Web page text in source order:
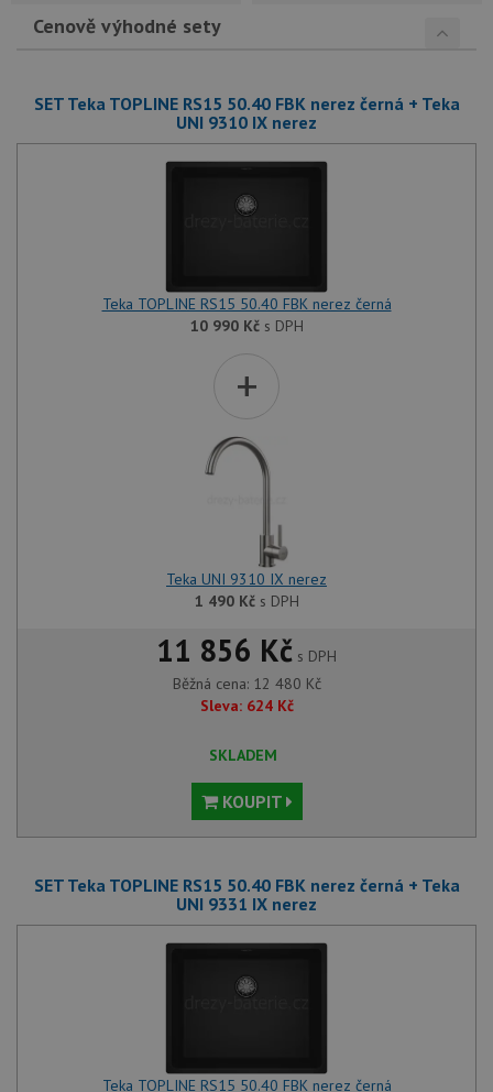
Cenově výhodné sety
SET Teka TOPLINE RS15 50.40 FBK nerez černá + Teka
UNI 9310 IX nerez
Teka TOPLINE RS15 50.40 FBK nerez černá
10 990 Kčs DPH
+
Teka UNI 9310 IX nerez
1 490 Kčs DPH
11 856 Kč s DPH
Běžná cena: 12 480 Kč
Sleva: 624 Kč
SKLADEM
KOUPIT
SET Teka TOPLINE RS15 50.40 FBK nerez černá + Teka
UNI 9331 IX nerez
Teka TOPLINE RS15 50.40 FBK nerez černá